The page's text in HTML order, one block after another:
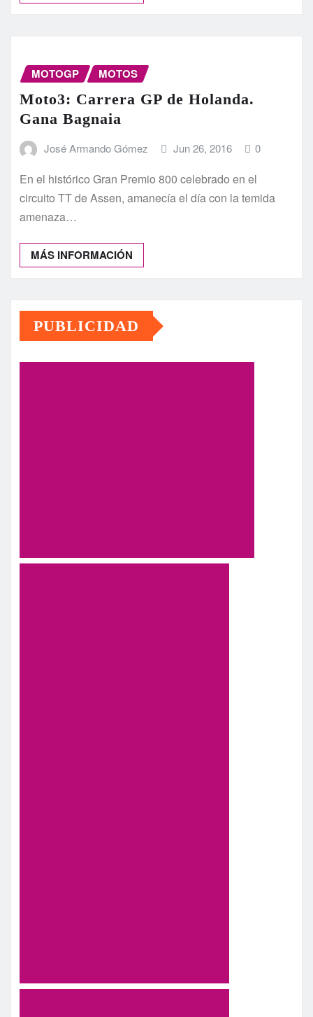
MOTOGP MOTOS
Moto3: Carrera GP de Holanda.
Gana Bagnaia
José Armando Gómez Jun 26, 2016 0
En el histórico Gran Premio 800 celebrado en el
circuito TT de Assen, amanecía el día con la temida
amenaza…
MÁS INFORMACIÓN
PUBLICIDAD